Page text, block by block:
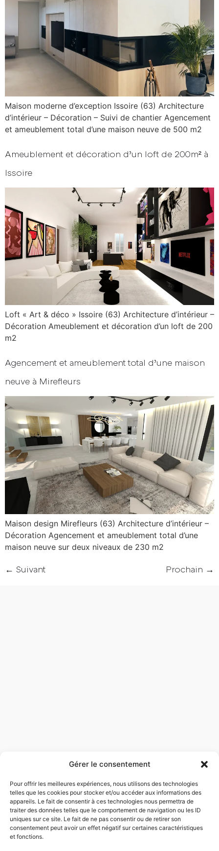
Gérer le consentement
Pour offrir les meilleures expériences, nous utilisons des technologies
telles que les cookies pour stocker et/ou accéder aux informations des
appareils. Le fait de consentir à ces technologies nous permettra de
traiter des données telles que le comportement de navigation ou les ID
uniques sur ce site. Le fait de ne pas consentir ou de retirer son
consentement peut avoir un effet négatif sur certaines caractéristiques
et fonctions.
Maison moderne d’exception Issoire (63) Architecture
d’intérieur – Décoration – Suivi de chantier Agencement
et ameublement total d’une maison neuve de 500 m2
Ameublement et décoration d’un loft de 200m² à
Issoire
Loft « Art & déco » Issoire (63) Architecture d’intérieur –
Décoration Ameublement et décoration d’un loft de 200
m2
Agencement et ameublement total d’une maison
neuve à Mirefleurs
Maison design Mirefleurs (63) Architecture d’intérieur –
Décoration Agencement et ameublement total d’une
maison neuve sur deux niveaux de 230 m2
← Suivant Prochain →
Retrouvez-nous sur